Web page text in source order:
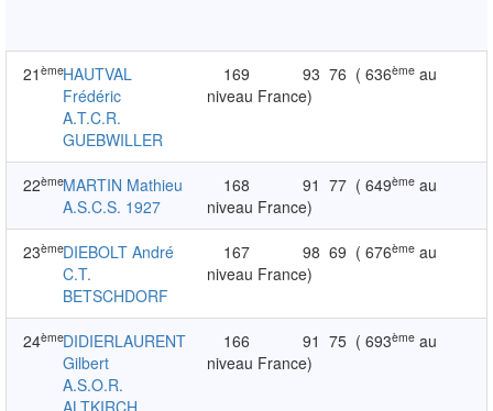
21 èmeHAUTVAL
Frédéric
A.T.C.R.
GUEBWILLER
169 93 76 ( 636ème au
niveau France)
22èmeMARTIN Mathieu
A.S.C.S. 1927
168 91 77 ( 649ème au
niveau France)
23èmeDIEBOLT André
C.T.
BETSCHDORF
167 98 69 ( 676ème au
niveau France)
24èmeDIDIERLAURENT
Gilbert
A.S.O.R.
ALTKIRCH
166 91 75 ( 693ème au
niveau France)